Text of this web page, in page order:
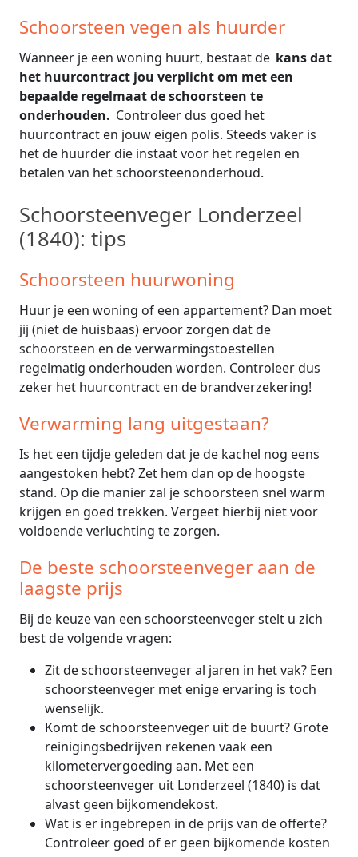
Schoorsteen vegen als huurder
Wanneer je een woning huurt, bestaat de kans dat
het huurcontract jou verplicht om met een
bepaalde regelmaat de schoorsteen te
onderhouden. Controleer dus goed het
huurcontract en jouw eigen polis. Steeds vaker is
het de huurder die instaat voor het regelen en
betalen van het schoorsteenonderhoud.
Schoorsteenveger Londerzeel
(1840): tips
Schoorsteen huurwoning
Huur je een woning of een appartement? Dan moet
jij (niet de huisbaas) ervoor zorgen dat de
schoorsteen en de verwarmingstoestellen
regelmatig onderhouden worden. Controleer dus
zeker het huurcontract en de brandverzekering!
Verwarming lang uitgestaan?
Is het een tijdje geleden dat je de kachel nog eens
aangestoken hebt? Zet hem dan op de hoogste
stand. Op die manier zal je schoorsteen snel warm
krijgen en goed trekken. Vergeet hierbij niet voor
voldoende verluchting te zorgen.
De beste schoorsteenveger aan de
laagste prijs
Bij de keuze van een schoorsteenveger stelt u zich
best de volgende vragen:
Zit de schoorsteenveger al jaren in het vak? Een
schoorsteenveger met enige ervaring is toch
wenselijk.
Komt de schoorsteenveger uit de buurt? Grote
reinigingsbedrijven rekenen vaak een
kilometervergoeding aan. Met een
schoorsteenveger uit Londerzeel (1840) is dat
alvast geen bijkomendekost.
Wat is er ingebrepen in de prijs van de offerte?
Controleer goed of er geen bijkomende kosten